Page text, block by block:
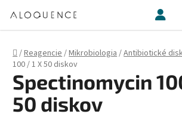
Domov
/Reagencie/Mikrobiologia/Antibiotické
100 / 1 X 50 diskov
Spectinomycin
50 diskov